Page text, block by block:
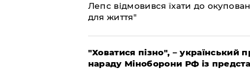
Лепс відмовився їхати до
для життя"
"Ховатися пізно", – український
нараду Міноборони РФ із